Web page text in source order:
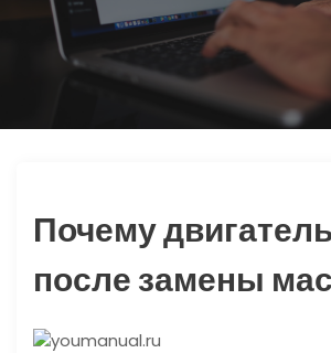
Почему
после замены